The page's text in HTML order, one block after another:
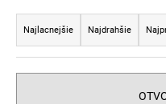
R
a
d
e
Najlacnejšie Najdrahšie